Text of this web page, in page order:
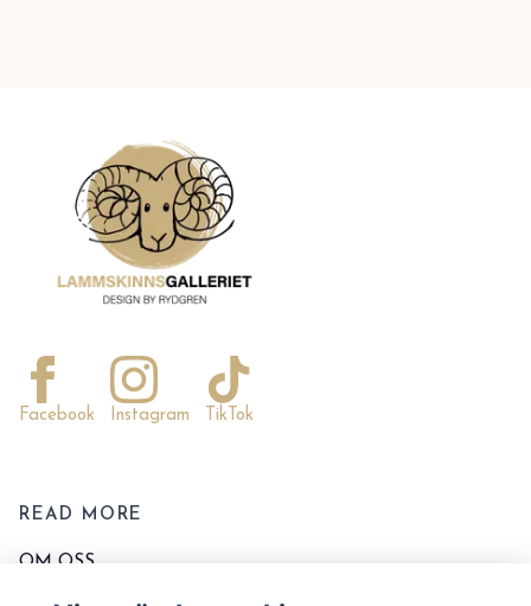
Facebook Instagram TikTok
READ MORE
OM OSS
KONTAKTA OSS